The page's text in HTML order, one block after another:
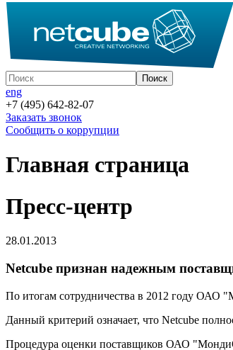
eng
+7 (495) 642-82-07
Заказать звонок
Сообщить о коррупции
Главная страница
Пресс-центр
28.01.2013
Netcube признан надежным
По итогам сотрудничества в 2012 году ОАО
Данный критерий означает, что Netcube
Процедура оценки поставщиков ОАО